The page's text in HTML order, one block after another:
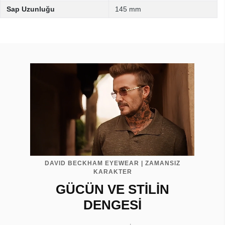
Sap Uzunluğu 145 mm
DAVID BECKHAM EYEWEAR | ZAMANSIZ
KARAKTER
GÜCÜN VE STİLİN
DENGESİ